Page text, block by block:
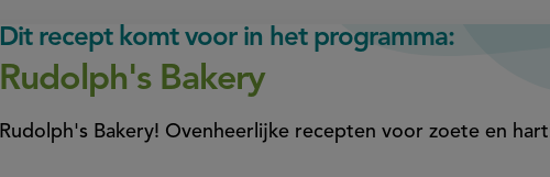
Dit recept komt voor in het programma:
Rudolph's Bakery
Rudolph's Bakery! Ovenheerlijke recepten voor zoete en